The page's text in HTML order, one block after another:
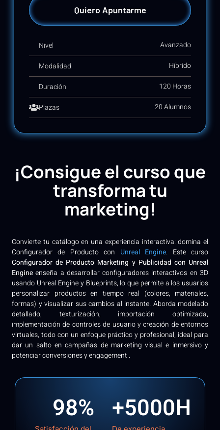
Quiero Apuntarme
Nivel Avanzado
Modalidad Híbrido
Duración 120 Horas
Plazas 20 Alumnos
¡Consigue el curso que
transforma tu
marketing!
Convierte tu catálogo en una experiencia interactiva: domina el
Configurador de Producto con Unreal Engine. Este curso
Configurador de Producto Marketing y Publicidad con Unreal
Engine enseña a desarrollar configuradores interactivos en 3D
usando Unreal Engine y Blueprints, lo que permite a los usuarios
personalizar productos en tiempo real (colores, materiales,
formas) y visualizar sus cambios al instante. Aborda modelado
detallado, texturización, importación optimizada,
implementación de controles de usuario y creación de entornos
virtuales, todo con un enfoque práctico y profesional, ideal para
dar un salto en campañas de marketing visual e inmersivo y
potenciar conversiones y engagement .
98% +5000H